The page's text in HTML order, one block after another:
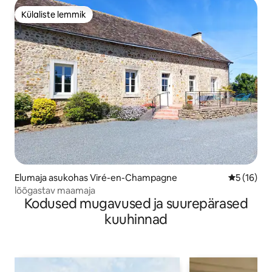
Külaliste lemmik
Külaliste lemmik
Elumaja asukohas Viré-en-Champagne Keskmine
5 (16)
lõõgastav maamaja
Kodused mugavused ja suurepärased
kuuhinnad